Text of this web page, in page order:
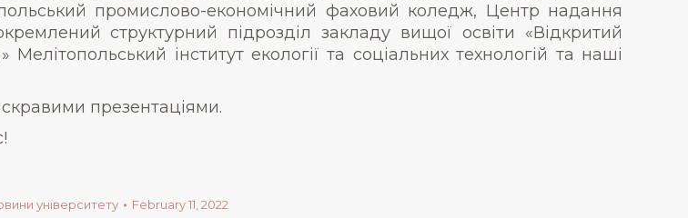
промислово-економічний фаховий коледж, Центр надання
структурний підрозділ закладу вищої освіти «Відкритий
інститут екології та соціальних технологій та наші
презентаціями.
університету February 11, 2022